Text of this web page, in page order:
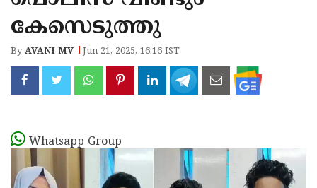
കേസെടുത്തു
ByAVANI MV Jun 21, 2025, 16:16 IST
Whatsapp Group